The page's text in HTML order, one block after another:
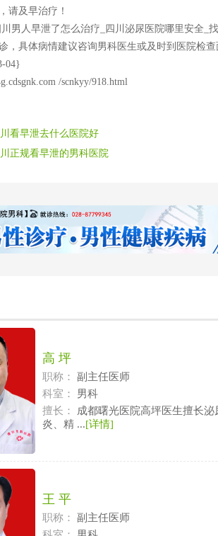
请及早治疗！
人早泄了怎么治疗_四川泌尿医院哪里安全_找
，具体病情建议咨询男科医生或及时到医院检查
04}
/scnkyy/918.html
看早泄去什么医院好
正规看早泄的男科医院
高 坪
职称：
副主任医师
科室：
男科
擅长：
成都曙光医院高坪医生擅长
炎、精 ...[详情]
王 平
职称：
副主任医师